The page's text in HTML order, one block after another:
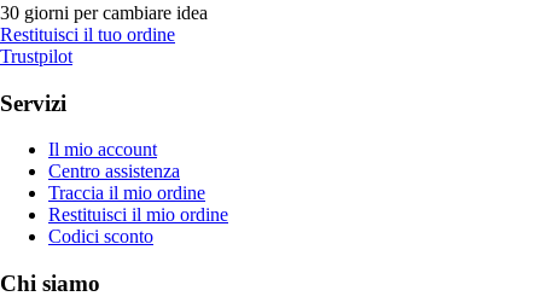
30 giorni per cambiare idea
Restituisci il tuo ordine
Trustpilot
Servizi
Il mio account
Centro assistenza
Traccia il mio ordine
Restituisci il mio ordine
Codici sconto
Chi siamo